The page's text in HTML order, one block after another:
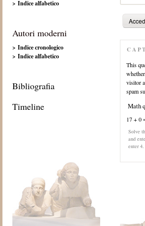
> Indice alfabetico
Autori moderni
> Indice cronologico
> Indice alfabetico
Bibliografia
Timeline
This
visitor
spam
Math
17 + 0
Solve
and
enter 4.